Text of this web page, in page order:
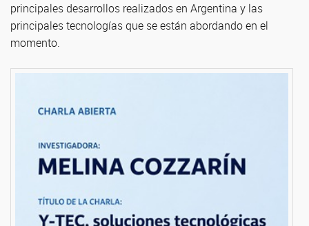
principales desarrollos realizados en Argentina y las
principales tecnologías que se están abordando en el
momento.